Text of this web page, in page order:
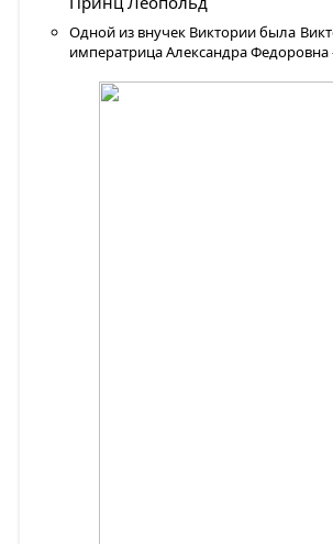
Одной из внучек Виктории была
императрица Александра Федоровна